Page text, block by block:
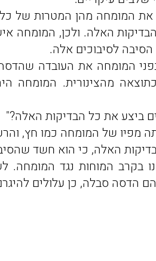
את המומחה מהן המטרות של
האלה. ולכן, המומחה
הסיבה לסיבוכים אלה.
המומחה את העובדה
מהצינורית. המומחה
ביצע את כל הבדיקות האלה?"
מפיו של המומחה כמו חץ,
האלה, כי הוא חשד
בקרב המוחות נגד המומחה.
הדסה סבלה, כן עלולים